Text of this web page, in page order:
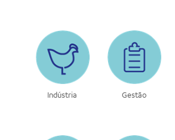
Indústria Gestão